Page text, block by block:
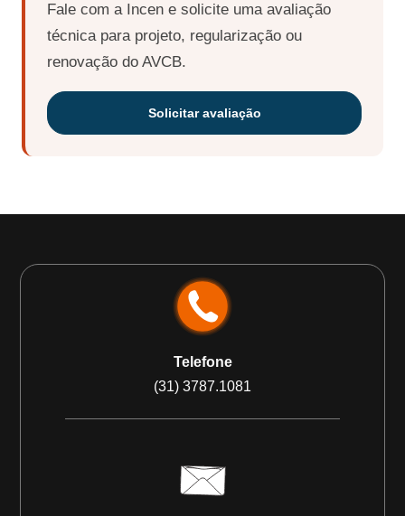
Fale com a Incen e solicite uma avaliação
técnica para projeto, regularização ou
renovação do AVCB.
Solicitar avaliação
Telefone
(31) 3787.1081